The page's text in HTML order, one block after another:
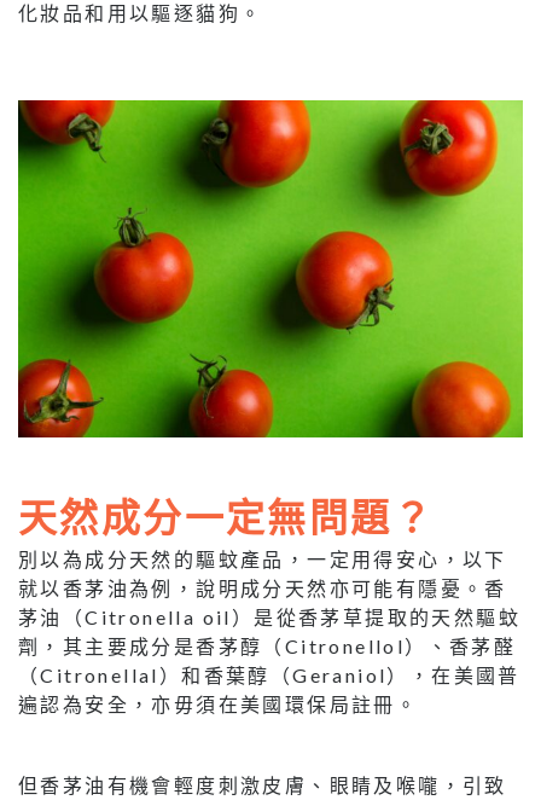
化妝品和用以驅逐貓狗。
天然成分一定無問題？
別以為成分天然的驅蚊產品，一定用得安心，以下
就以香茅油為例，說明成分天然亦可能有隱憂。香
茅油（Citronella oil）是從香茅草提取的天然驅蚊
劑，其主要成分是香茅醇（Citronellol）、香茅醛
（Citronellal）和香葉醇（Geraniol），在美國普
遍認為安全，亦毋須在美國環保局註冊。
但香茅油有機會輕度刺激皮膚、眼睛及喉嚨，引致